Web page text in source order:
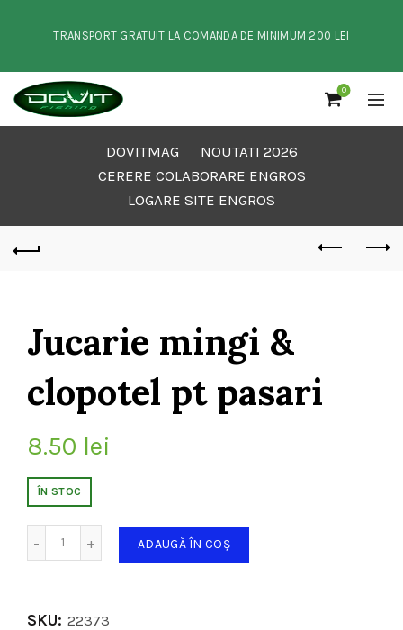
TRANSPORT GRATUIT LA COMANDA DE MINIMUM 200 LEI
0
DOVITMAG
NOUTATI 2026
CERERE COLABORARE ENGROS
LOGARE SITE ENGROS
Jucarie mingi &
clopotel pt pasari
8.50 lei
ÎN STOC
ADAUGĂ ÎN COȘ
SKU: 22373